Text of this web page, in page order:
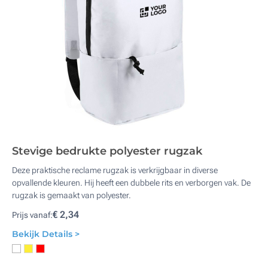
Stevige bedrukte polyester rugzak
Deze praktische reclame rugzak is verkrijgbaar in diverse
opvallende kleuren. Hij heeft een dubbele rits en verborgen vak. De
rugzak is gemaakt van polyester.
Prijs vanaf:€ 2,34
Bekijk Details >